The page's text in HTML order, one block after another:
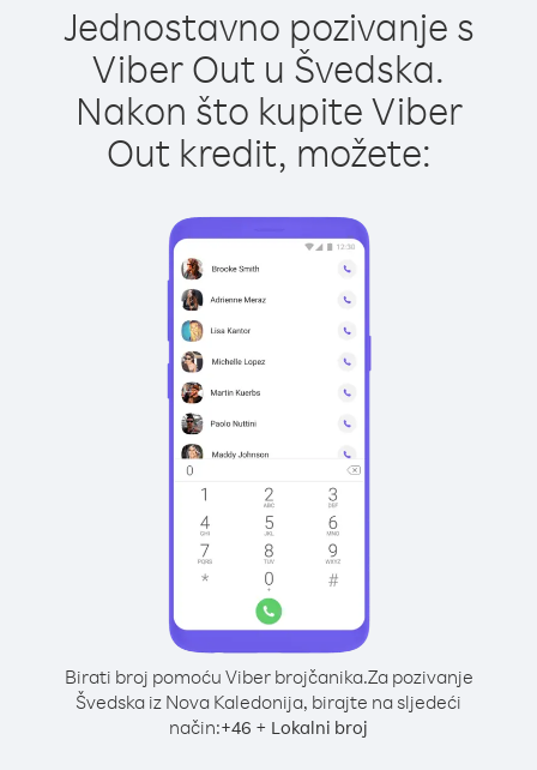
Jednostavno pozivanje s
Viber Out u Švedska.
Nakon što kupite Viber
Out kredit, možete:
Birati broj pomoću Viber brojčanika.Za pozivanje
Švedska iz Nova Kaledonija, birajte na sljedeći
način:+46 + Lokalni broj